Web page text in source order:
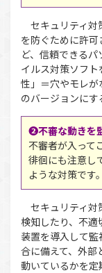
セキュリティ対
を防ぐために許
ど、信頼できる
イルス対策ソフ
性」＝穴やモレが
のバージョンにす
❷不審な動きを
不審者が入って
徘徊にも注意し
ような対策です。
セキュリティ対
検知したり、不適
装置を導入して
合に備えて、外部
動いているかを定